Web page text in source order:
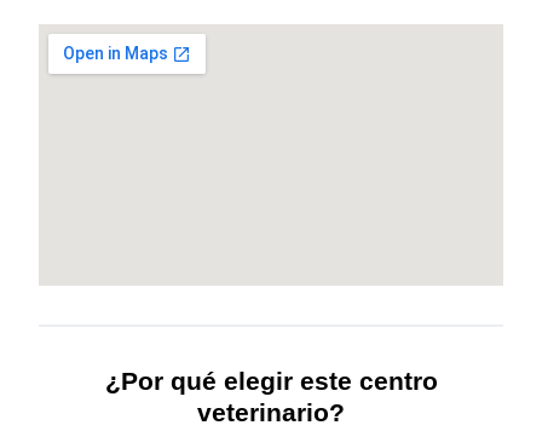
¿Por qué elegir este centro
veterinario?